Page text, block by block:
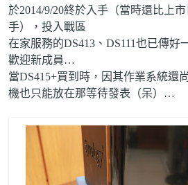
於2014/9/20終於入手（當時還比上市
手），投入戰區
在家服務的DS413、DS111也已傳好
歡迎新成員…
當DS415+買到時，因其作業系統還
機也只能放在那等待發表（呆）…